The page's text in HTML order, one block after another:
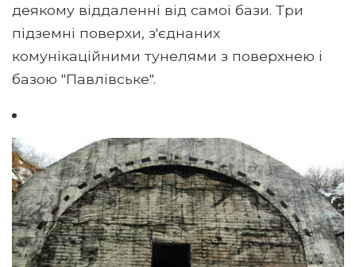
деякому віддаленні від самої бази. Три
підземні поверхи, з'єднаних
комунікаційними тунелями з поверхнею і
базою "Павлівське".